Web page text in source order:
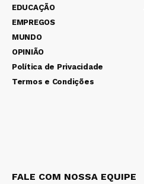
EDUCAÇÃO
EMPREGOS
MUNDO
OPINIÃO
Política de Privacidade
Termos e Condições
FALE COM NOSSA EQUIPE